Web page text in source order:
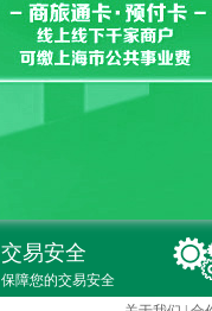
交易安全
保障您的交易安全